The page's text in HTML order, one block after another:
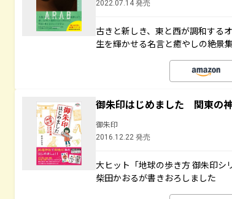
2022.07.14 発売
古きと新しき、東と西が調和する
生を輝かせる名言と癒やしの絶景集
御朱印はじめました 関東の
御朱印
2016.12.22 発売
大ヒット「地球の歩き方 御朱印シ
柴田かおるが書きおろしました